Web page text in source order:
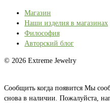
Магазин
Наши изделия в магазинах
Философия
Авторский блог
© 2026 Extreme Jewelry
Сообщить когда появится Мы
снова в наличии. Пожалуйста,